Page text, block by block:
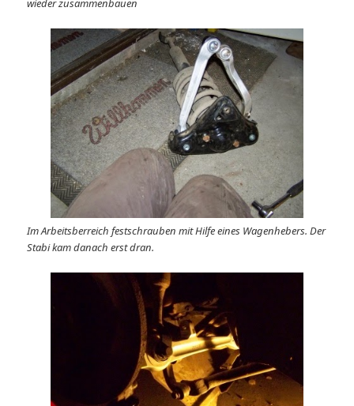
Im Arbeitsberreich festschrauben mit Hilfe eines Wagenhebers. Der
Stabi kam danach erst dran.